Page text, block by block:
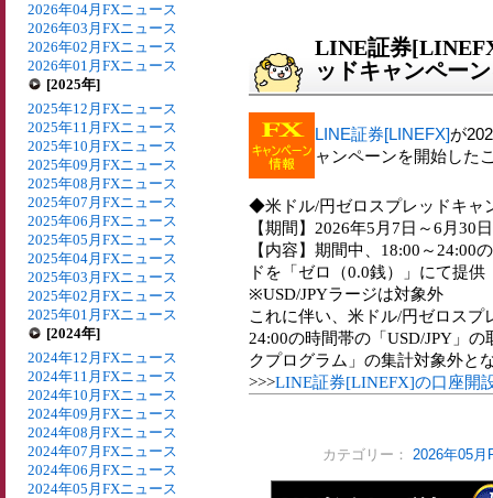
2026年04月FXニュース
2026年03月FXニュース
2026年02月FXニュース
2026年01月FXニュース
[2025年]
2025年12月FXニュース
2025年11月FXニュース
2025年10月FXニュース
2025年09月FXニュース
2025年08月FXニュース
2025年07月FXニュース
2025年06月FXニュース
2025年05月FXニュース
2025年04月FXニュース
2025年03月FXニュース
2025年02月FXニュース
2025年01月FXニュース
[2024年]
2024年12月FXニュース
2024年11月FXニュース
2024年10月FXニュース
2024年09月FXニュース
2024年08月FXニュース
2024年07月FXニュース
2024年06月FXニュース
2024年05月FXニュース
LINE証券
ッドキャンペー
LINE証券[LINEFX]が
ャンペーンを開始した
◆米ドル/円ゼロスプレッドキャ
【期間】2026年5月7日～6月30日
【内容】期間中、18:00～24:00
ドを「ゼロ（0.0銭）」にて提供
※USD/JPYラージは対象外
これに伴い、米ドル/円ゼロス
24:00の時間帯の「USD/JPY」
クプログラム」の集計対象外と
>>>LINE証券[LINEFX]の口座開
カテゴリー： 2026年05月